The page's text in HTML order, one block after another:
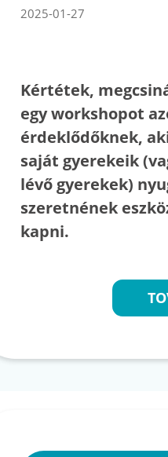
2025-01-27
Kértétek,
egy workshopot
érdeklődőknek,
saját gyerekeik
lévő gyerekek)
szeretnének
kapni.